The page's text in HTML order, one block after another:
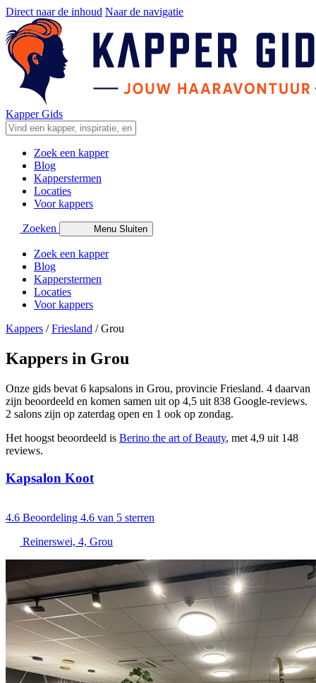
Direct naar de inhoud Naar de navigatie
Kapper Gids
Zoek een kapper
Blog
Kapperstermen
Locaties
Voor kappers
Zoeken Menu Sluiten
Zoek een kapper
Blog
Kapperstermen
Locaties
Voor kappers
Kappers /Friesland /Grou
Kappers in Grou
Onze gids bevat 6 kapsalons in Grou, provincie Friesland. 4 daarvan
zijn beoordeeld en komen samen uit op 4,5 uit 838 Google-reviews.
2 salons zijn op zaterdag open en 1 ook op zondag.
Het hoogst beoordeeld is Berino the art of Beauty, met 4,9 uit 148
reviews.
Kapsalon Koot
4.6 Beoordeling 4.6 van 5 sterren
Reinerswei, 4, Grou